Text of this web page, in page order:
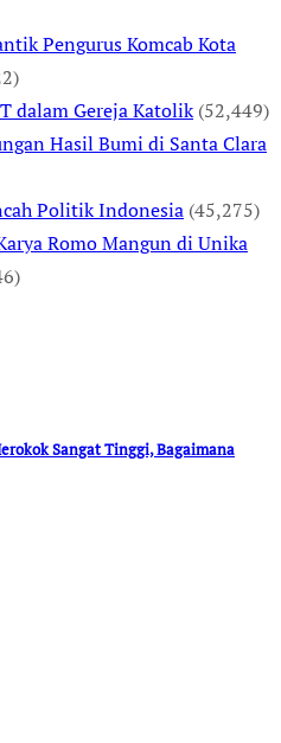
Pengurus Komcab Kota
dalam Gereja Katolik (52,449)
Hasil Bumi di Santa Clara
Politik Indonesia (45,275)
Romo Mangun di Unika
Sangat Tinggi, Bagaimana